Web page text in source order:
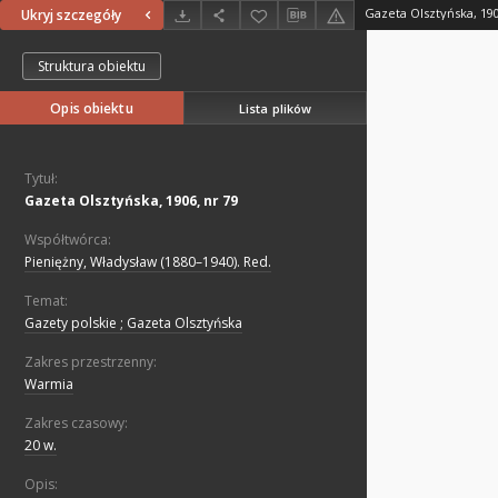
Ukryj szczegóły Gazeta Olsztyńska,
Struktura obiektu
Opis obiektu Lista plików
Tytuł:
Gazeta Olsztyńska, 1906, nr 79
Współtwórca:
Pieniężny, Władysław (1880–1940). Red.
Temat:
Gazety polskie ; Gazeta Olsztyńska
Zakres przestrzenny:
Warmia
Zakres czasowy:
20 w.
Opis: